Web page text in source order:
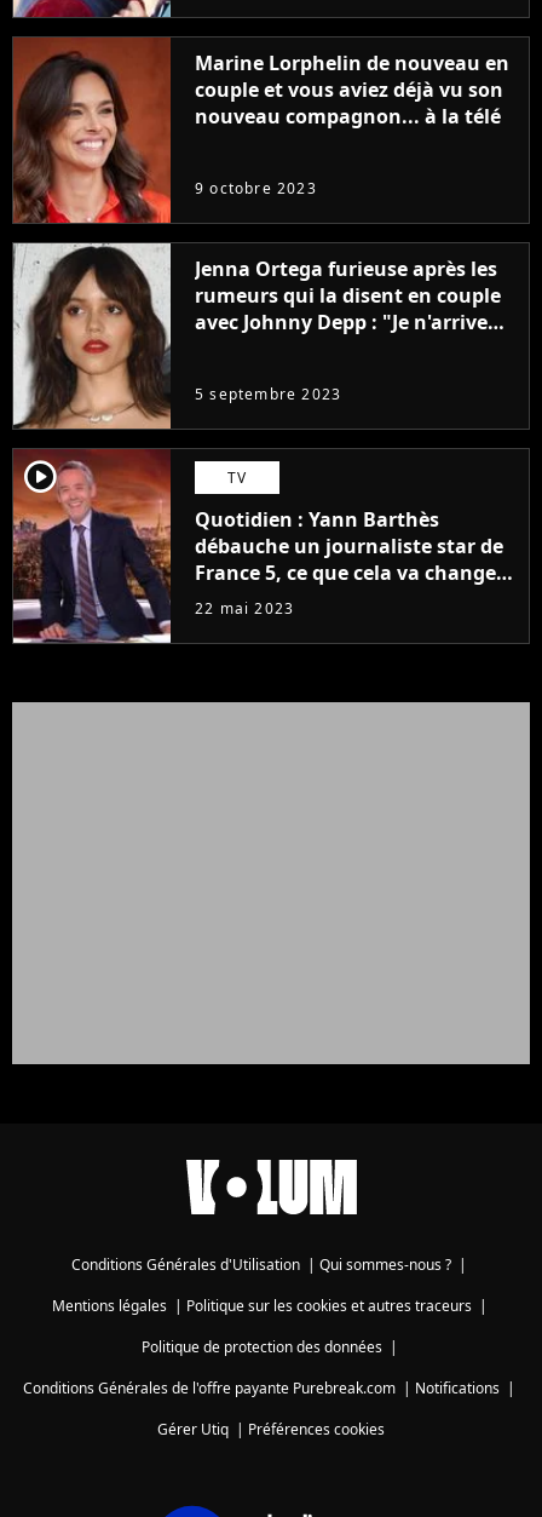
Marine Lorphelin de nouveau en
couple et vous aviez déjà vu son
nouveau compagnon... à la télé
9 octobre 2023
Jenna Ortega furieuse après les
rumeurs qui la disent en couple
avec Johnny Depp : "Je n'arrive
5 septembre 2023
player2 TV
Quotidien : Yann Barthès
débauche un journaliste star de
France 5, ce que cela va changer
à la rentrée
22 mai 2023
Conditions Générales d'Utilisation | Qui sommes-nous ? |
Mentions légales| Politique sur les cookies et autres traceurs|
Politique de protection des données|
Conditions Générales de l'offre payante Purebreak.com | Notifications |
Gérer Utiq | Préférences cookies